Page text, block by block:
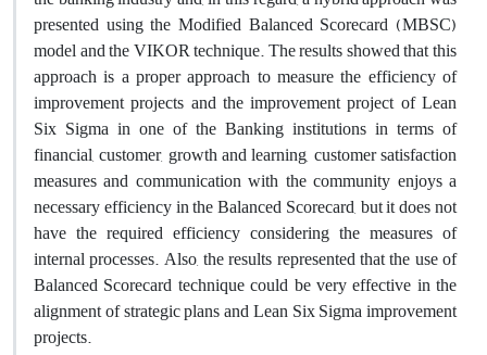
presented using the Modified Balanced Scorecard (MBSC)
model and the VIKOR technique. The results showed that this
approach is a proper approach to measure the efficiency of
improvement projects and the improvement project of Lean
Six Sigma in one of the Banking institutions in terms of
financial, customer, growth and learning, customer satisfaction
measures and communication with the community enjoys a
necessary efficiency in the Balanced Scorecard, but it does not
have the required efficiency considering the measures of
internal processes. Also, the results represented that the use of
Balanced Scorecard technique could be very effective in the
alignment of strategic plans and Lean Six Sigma improvement
projects.